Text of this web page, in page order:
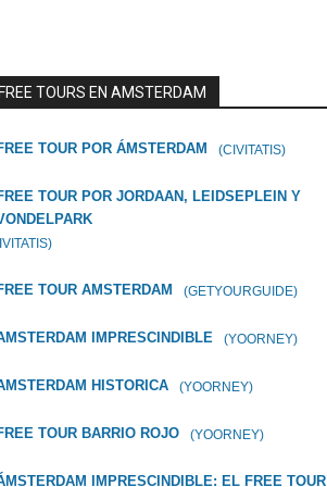
TOURS EN AMSTERDAM
TOUR POR ÁMSTERDAM (CIVITATIS)
TOUR POR JORDAAN, LEIDSEPLEIN Y
TOUR AMSTERDAM (GETYOURGUIDE)
IMPRESCINDIBLE (YOORNEY)
HISTORICA (YOORNEY)
TOUR BARRIO ROJO (YOORNEY)
IMPRESCINDIBLE: EL FREE TOUR